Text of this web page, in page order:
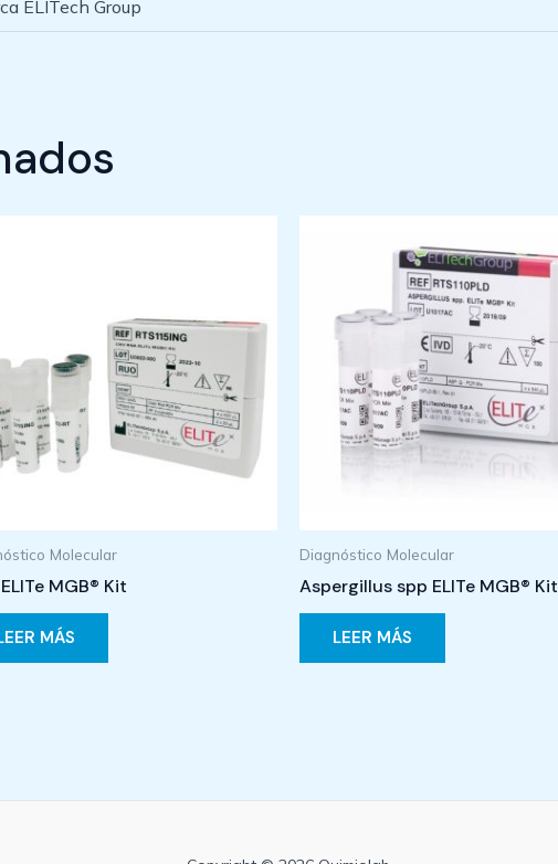
ELITech Group
Molecular
MGB® Kit
MÁS
Diagnóstico Molecular
Aspergillus spp ELITe MGB® Kit
LEER MÁS